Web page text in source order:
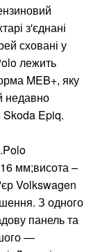
з'єднані
сховані у
лежить
MEB+, яку
недавно
Skoda Epiq.
мм;висота –
Volkswagen
З одного
панель та
—